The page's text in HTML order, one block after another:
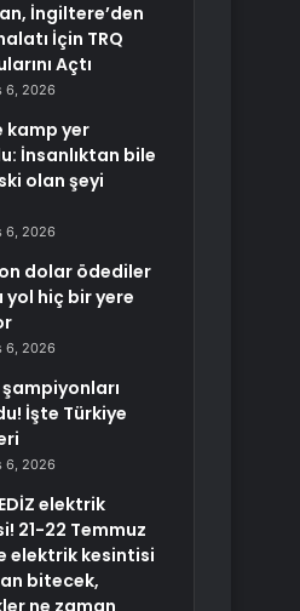
İngiltere’den
İçin TRQ
Açtı
6, 2026
kamp yer
İnsanlıktan bile
olan şeyi
6, 2026
dolar ödediler
yol hiç bir yere
6, 2026
şampiyonları
İşte Türkiye
6, 2026
elektrik
21-22 Temmuz
elektrik kesintisi
bitecek,
ne zaman